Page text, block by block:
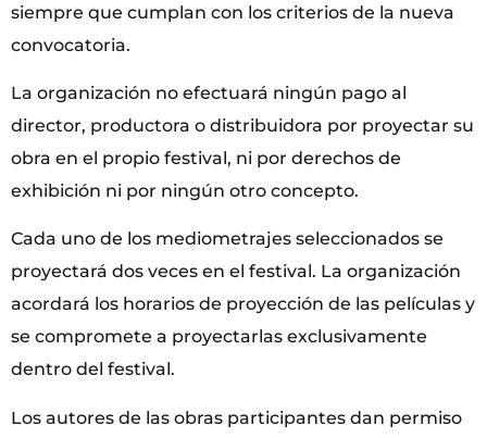
siempre que cumplan con los criterios de la nueva
convocatoria.
La organización no efectuará ningún pago al
director, productora o distribuidora por proyectar su
obra en el propio festival, ni por derechos de
exhibición ni por ningún otro concepto.
Cada uno de los mediometrajes seleccionados se
proyectará dos veces en el festival. La organización
acordará los horarios de proyección de las películas y
se compromete a proyectarlas exclusivamente
dentro del festival.
Los autores de las obras participantes dan permiso